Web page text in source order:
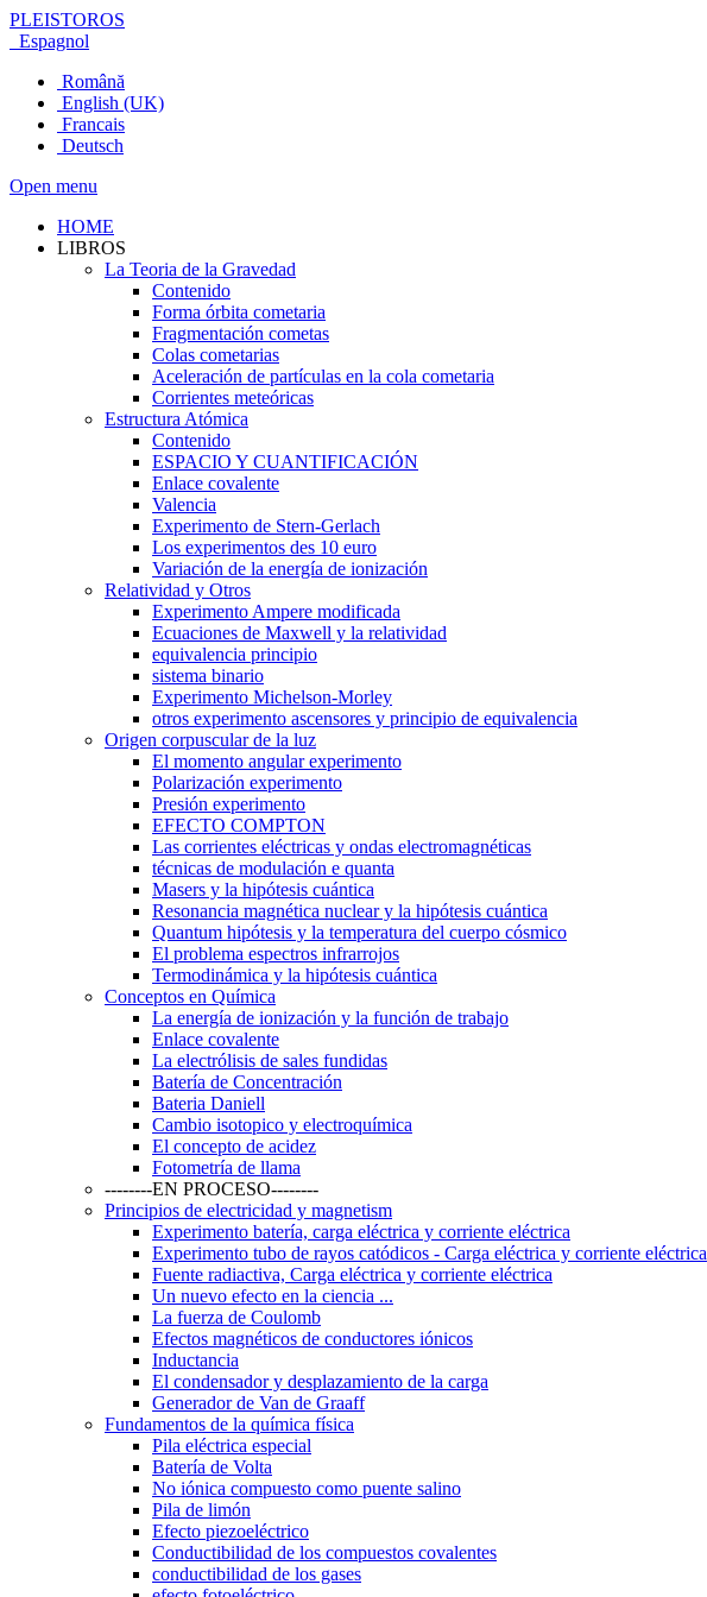
PLEISTOROS
Espagnol
Română
English (UK)
Francais
Deutsch
Open menu
HOME
LIBROS
La Teoria de la Gravedad
Contenido
Forma órbita cometaria
Fragmentación cometas
Colas cometarias
Aceleración de partículas en la cola cometaria
Corrientes meteóricas
Estructura Atómica
Contenido
ESPACIO Y CUANTIFICACIÓN
Enlace covalente
Valencia
Experimento de Stern-Gerlach
Los experimentos des 10 euro
Variación de la energía de ionización
Relatividad y Otros
Experimento Ampere modificada
Ecuaciones de Maxwell y la relatividad
equivalencia principio
sistema binario
Experimento Michelson-Morley
otros experimento ascensores y principio de equivalencia
Origen corpuscular de la luz
El momento angular experimento
Polarización experimento
Presión experimento
EFECTO COMPTON
Las corrientes eléctricas y ondas electromagnéticas
técnicas de modulación e quanta
Masers y la hipótesis cuántica
Resonancia magnética nuclear y la hipótesis cuántica
Quantum hipótesis y la temperatura del cuerpo cósmico
El problema espectros infrarrojos
Termodinámica y la hipótesis cuántica
Conceptos en Química
La energía de ionización y la función de trabajo
Enlace covalente
La electrólisis de sales fundidas
Batería de Concentración
Bateria Daniell
Cambio isotopico y electroquímica
El concepto de acidez
Fotometría de llama
--------EN PROCESO--------
Principios de electricidad y magnetism
Experimento batería, carga eléctrica y corriente eléctrica
Experimento tubo de rayos catódicos - Carga eléctrica y corriente eléctrica
Fuente radiactiva, Carga eléctrica y corriente eléctrica
Un nuevo efecto en la ciencia ...
La fuerza de Coulomb
Efectos magnéticos de conductores iónicos
Inductancia
El condensador y desplazamiento de la carga
Generador de Van de Graaff
Fundamentos de la química física
Pila eléctrica especial
Batería de Volta
No iónica compuesto como puente salino
Pila de limón
Efecto piezoeléctrico
Conductibilidad de los compuestos covalentes
conductibilidad de los gases